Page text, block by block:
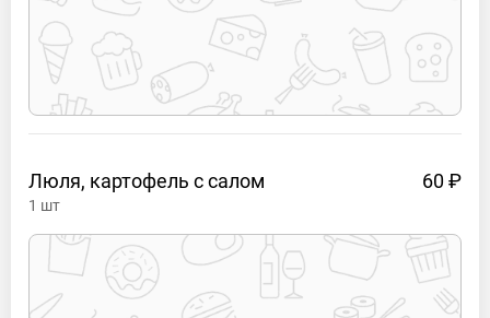
Люля, картофель ссалом 60 ₽
1 шт